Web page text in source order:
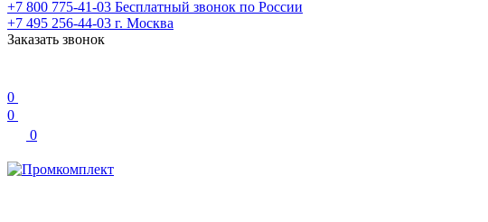
+7 800 775-41-03 Бесплатный звонок по России
+7 495 256-44-03 г. Москва
Заказать звонок
0
0
0